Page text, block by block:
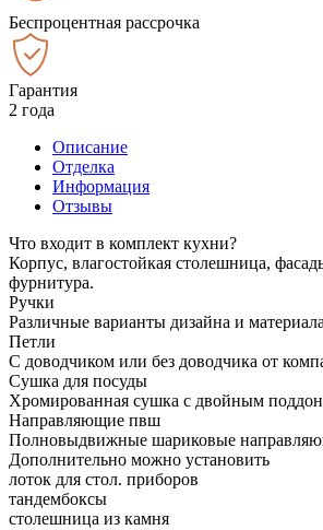
Беспроцентная рассрочка
Гарантия
2 года
Описание
Отделка
Информация
Отзывы
Что входит в комплект кухни?
Корпус, влагостойкая столешница,
фурнитура.
Ручки
Различные варианты дизайна и
Петли
С доводчиком или без доводчика от
Сушка для посуды
Хромированная сушка с двойным
Направляющие пвш
Полновыдвижные шариковые
Дополнительно можно установить
лоток для стол. приборов
тандембоксы
столешница из камня